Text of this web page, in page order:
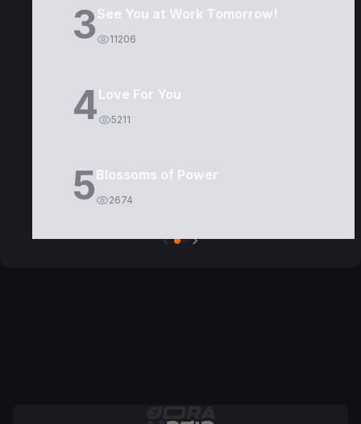
3See You at Work Tomorrow!
11206
4Love For You
5211
5Blossoms of Power
2674